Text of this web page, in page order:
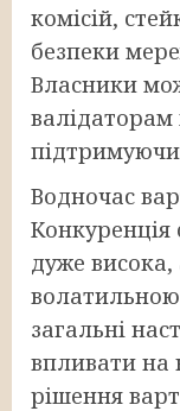
комісій,
безпеки
Власники
валідаторам
Водночас
Конкуренція
дуже висока,
загальні
впливати на
рішення